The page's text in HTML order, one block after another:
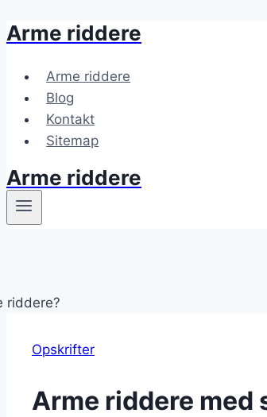
Fortsæt
indhold
Arme riddere
Arme riddere
Blog
Kontakt
Sitemap
Arme riddere
Opskrifter
Arme riddere